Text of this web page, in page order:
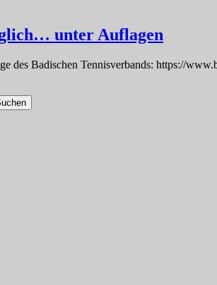
unter Auflagen
des Badischen Tennisverbands: https://